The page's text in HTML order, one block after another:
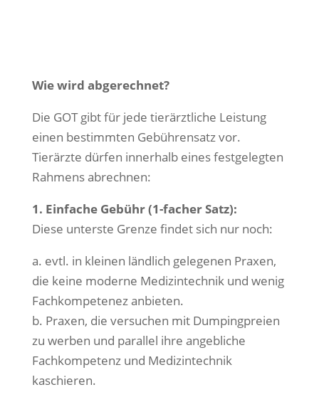
Wie wird abgerechnet?
Die GOT gibt für jede tierärztliche Leistung
einen bestimmten Gebührensatz vor.
Tierärzte dürfen innerhalb eines festgelegten
Rahmens abrechnen:
1. Einfache Gebühr (1-facher Satz):
Diese unterste Grenze findet sich nur noch:
a. evtl. in kleinen ländlich gelegenen Praxen,
die keine moderne Medizintechnik und wenig
Fachkompetenez anbieten.
b. Praxen, die versuchen mit Dumpingpreien
zu werben und parallel ihre angebliche
Fachkompetenz und Medizintechnik
kaschieren.